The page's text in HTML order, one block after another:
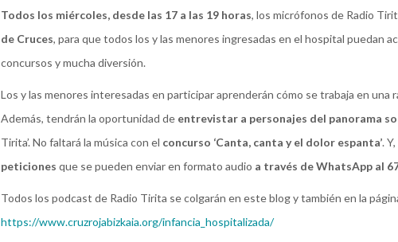
Todos los miércoles, desde las 17 a las 19 horas, los micrófonos de Radio
de Cruces, para que todos los y las menores ingresadas en el hospital puedan
concursos y mucha diversión.
Los y las menores interesadas en participar aprenderán cómo se trabaja en una
Además, tendrán la oportunidad de entrevistar a personajes del panorama
Tirita’. No faltará la música con el concurso ‘Canta, canta y el dolor espanta’.
peticiones que se pueden enviar en formato audio a través de WhatsApp al
Todos los podcast de Radio Tirita se colgarán en este blog y también en la
https://www.cruzrojabizkaia.org/infancia_hospitalizada/